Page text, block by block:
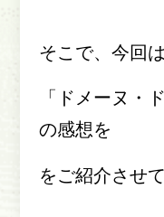
そこで、今回
「ドメーヌ・
の感想を
をご紹介させ